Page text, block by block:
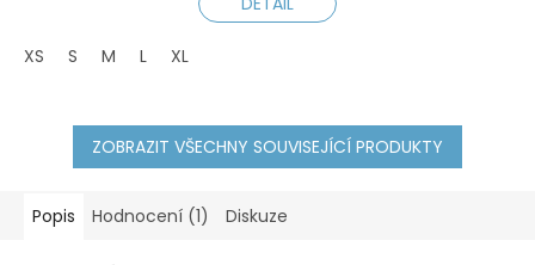
XS S M L XL
ZOBRAZIT VŠECHNY SOUVISEJÍCÍ PRODUKTY
Popis Hodnocení (1) Diskuze